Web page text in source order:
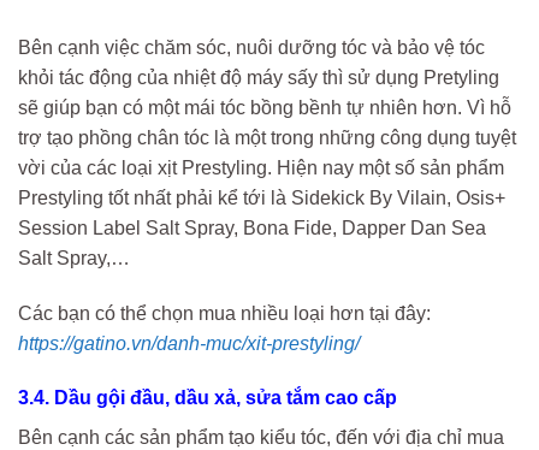
Bên cạnh việc chăm sóc, nuôi dưỡng tóc và bảo vệ tóc
khỏi tác động của nhiệt độ máy sấy thì sử dụng Pretyling
sẽ giúp bạn có một mái tóc bồng bềnh tự nhiên hơn. Vì hỗ
trợ tạo phồng chân tóc là một trong những công dụng tuyệt
vời của các loại xịt Prestyling. Hiện nay một số sản phẩm
Prestyling tốt nhất phải kể tới là Sidekick By Vilain, Osis+
Session Label Salt Spray, Bona Fide, Dapper Dan Sea
Salt Spray,…
Các bạn có thể chọn mua nhiều loại hơn tại đây:
https://gatino.vn/danh-muc/xit-prestyling/
3.4. Dầu gội đầu, dầu xả, sửa tắm cao cấp
Bên cạnh các sản phẩm tạo kiểu tóc, đến với địa chỉ mua